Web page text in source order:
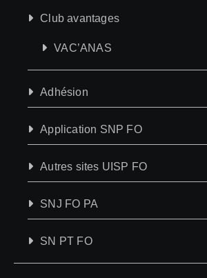
Club avantages
VAC’ANAS
Adhésion
Application SNP FO
Autres sites UISP FO
SNJ FO PA
SN PT FO